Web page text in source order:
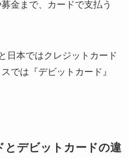
金まで、カードで支払う
日本ではクレジットカード
では『デビットカード』
とデビットカードの違